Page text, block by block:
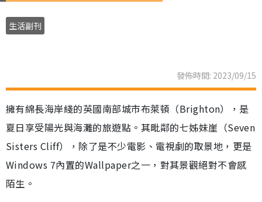
生活副刊
發佈時間: 2023/09/15
擁有綿長海岸綫的英國南部城市布萊頓（Brighton），是
夏日享受陽光與海灘的旅遊點。其毗鄰的七姊妹崖（Seven
Sisters Cliff），除了是不少電影、電視劇的取景地，更是
Windows 7內置的Wallpaper之一，對其景觀絕對不會感
陌生。